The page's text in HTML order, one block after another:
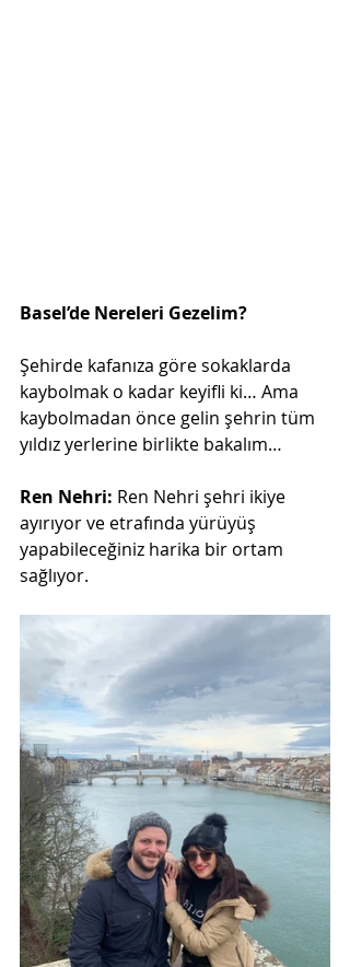
Basel’de Nereleri Gezelim?
Şehirde kafanıza göre sokaklarda
kaybolmak o kadar keyifli ki… Ama
kaybolmadan önce gelin şehrin tüm
yıldız yerlerine birlikte bakalım…
Ren Nehri: Ren Nehri şehri ikiye
ayırıyor ve etrafında yürüyüş
yapabileceğiniz harika bir ortam
sağlıyor.